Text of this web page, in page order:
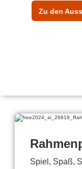
Zu den
Spiel, Spaß,